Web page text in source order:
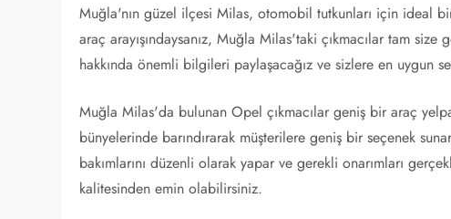
Muğla'nın güzel ilçesi Milas, otomobil tutkunları için ideal
araç arayışındaysanız, Muğla Milas'taki çıkmacılar tam
hakkında önemli bilgileri paylaşacağız ve sizlere en uygun
Muğla Milas'da bulunan Opel çıkmacılar geniş bir araç
bünyelerinde barındırarak müşterilere geniş bir seçenek
bakımlarını düzenli olarak yapar ve gerekli onarımları
kalitesinden emin olabilirsiniz.